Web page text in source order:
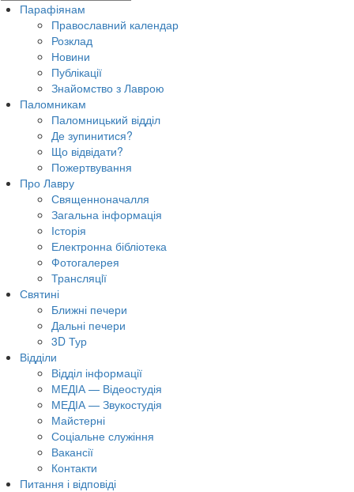
Парафіянам
Православний календар
Розклад
Новини
Публікації
Знайомство з Лаврою
Паломникам
Паломницький відділ
Де зупинитися?
Що відвідати?
Пожертвування
Про Лавру
Священноначалля
Загальна інформація
Історія
Електронна бібліотека
Фотогалерея
Трансляцiї
Святині
Ближні печери
Дальні печери
3D Тур
Відділи
Відділ інформації
МЕДІА — Відеостудія
МЕДІА — Звукостудія
Майстерні
Соціальне служіння
Вакансії
Контакти
Питання і відповіді